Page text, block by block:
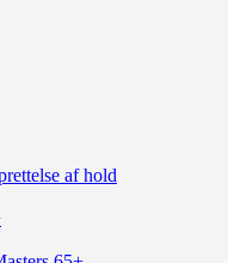
af hold